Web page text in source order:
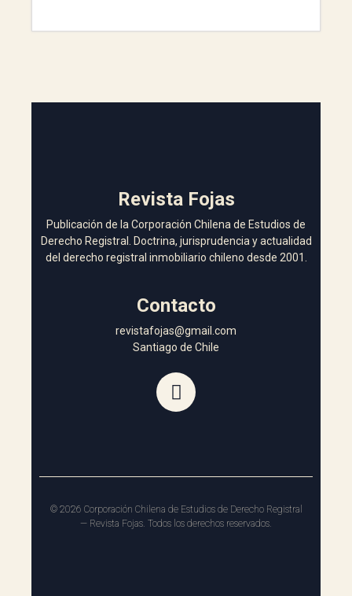
Revista Fojas
Publicación de la Corporación Chilena de Estudios de
Derecho Registral. Doctrina, jurisprudencia y actualidad
del derecho registral inmobiliario chileno desde 2001.
Contacto
revistafojas@gmail.com
Santiago de Chile
© 2026 Corporación Chilena de Estudios de Derecho Registral
— Revista Fojas. Todos los derechos reservados.